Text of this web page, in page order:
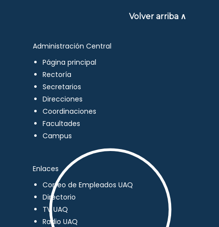
Volver arriba ∧
Administración Central
Página principal
Rectoría
Secretarios
Direcciones
Coordinaciones
Facultades
Campus
Enlaces
Correo de Empleados UAQ
Directorio
TV UAQ
Radio UAQ